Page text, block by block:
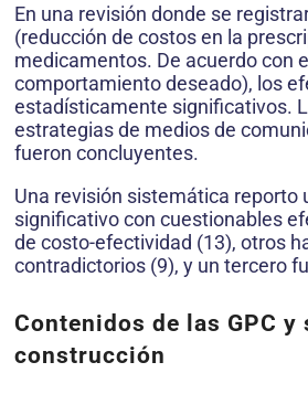
En una revisión donde se
(reducción de costos en la
medicamentos. De acuerdo con
comportamiento deseado), los
estadísticamente significativos.
estrategias de medios de
fueron concluyentes.
Una revisión sistemática reporto
significativo con cuestionables
de costo-efectividad (13), otros
contradictorios (9), y un tercero
Contenidos de las GPC y
construcción